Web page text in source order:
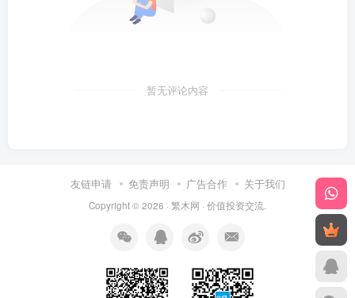
暂无评论内容
友链申请 免责声明 广告合作 关于我们
Copyright © 2026 · 繁木网 · 价值投资交流